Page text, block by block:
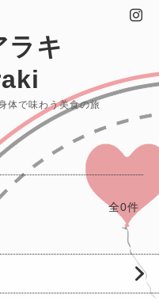
ラキ
araki
体で味わう美食の旅
全0件